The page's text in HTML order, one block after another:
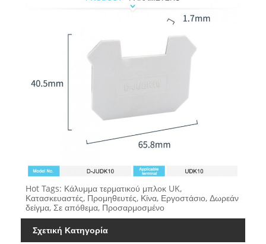
Hot Tags: Κάλυμμα τερματικού μπλοκ UK,
Κατασκευαστές, Προμηθευτές, Κίνα, Εργοστάσιο, Δωρεάν
δείγμα, Σε απόθεμα, Προσαρμοσμένο
Σχετική Κατηγορία